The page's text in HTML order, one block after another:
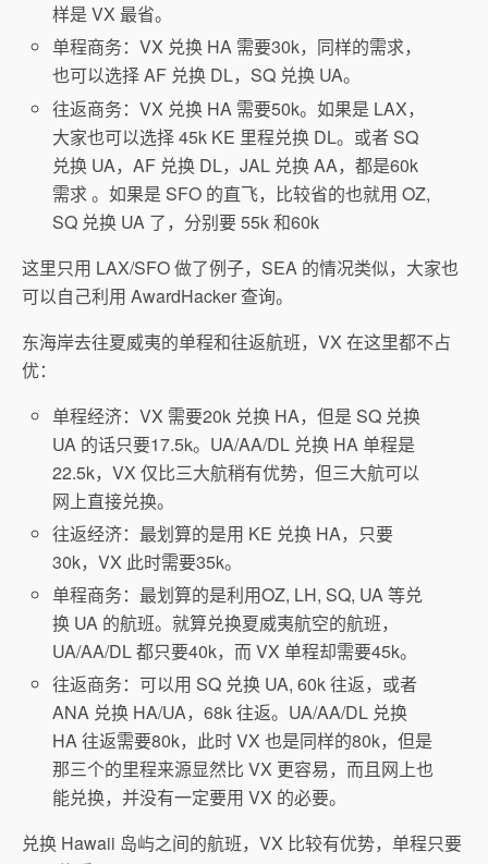
样是 VX 最省。
单程商务：VX 兑换 HA 需要30k，同样的需求，
也可以选择 AF 兑换 DL，SQ 兑换 UA。
往返商务：VX 兑换 HA 需要50k。如果是 LAX，
大家也可以选择 45k KE 里程兑换 DL。或者 SQ
兑换 UA，AF 兑换 DL，JAL 兑换 AA，都是60k
需求 。如果是 SFO 的直飞，比较省的也就用 OZ,
SQ 兑换 UA 了，分别要 55k 和60k
这里只用 LAX/SFO 做了例子，SEA 的情况类似，大家也
可以自己利用 AwardHacker 查询。
东海岸去往夏威夷的单程和往返航班，VX 在这里都不占
优：
单程经济：VX 需要20k 兑换 HA，但是 SQ 兑换
UA 的话只要17.5k。UA/AA/DL 兑换 HA 单程是
22.5k，VX 仅比三大航稍有优势，但三大航可以
网上直接兑换。
往返经济：最划算的是用 KE 兑换 HA，只要
30k，VX 此时需要35k。
单程商务：最划算的是利用OZ, LH, SQ, UA 等兑
换 UA 的航班。就算兑换夏威夷航空的航班，
UA/AA/DL 都只要40k，而 VX 单程却需要45k。
往返商务：可以用 SQ 兑换 UA, 60k 往返，或者
ANA 兑换 HA/UA，68k 往返。UA/AA/DL 兑换
HA 往返需要80k，此时 VX 也是同样的80k，但是
那三个的里程来源显然比 VX 更容易，而且网上也
能兑换，并没有一定要用 VX 的必要。
兑换 Hawaii 岛屿之间的航班，VX 比较有优势，单程只要